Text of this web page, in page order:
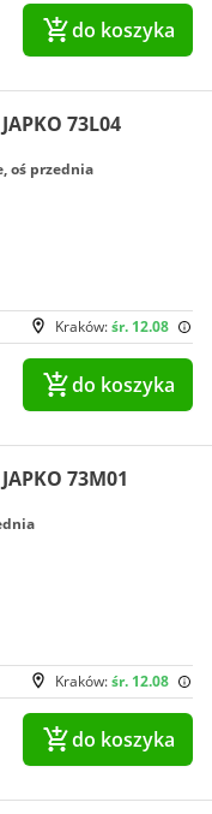
do koszyka
73L04
oś przednia
Kraków:śr. 12.08
do koszyka
73M01
Kraków:śr. 12.08
do koszyka